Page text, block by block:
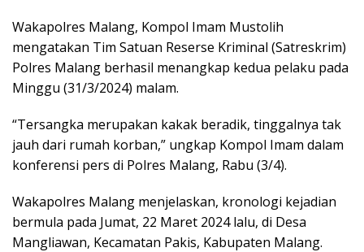
Wakapolres Malang, Kompol Imam Mustolih
mengatakan Tim Satuan Reserse Kriminal (Satreskrim)
Polres Malang berhasil menangkap kedua pelaku pada
Minggu (31/3/2024) malam.
“Tersangka merupakan kakak beradik, tinggalnya tak
jauh dari rumah korban,” ungkap Kompol Imam dalam
konferensi pers di Polres Malang, Rabu (3/4).
Wakapolres Malang menjelaskan, kronologi kejadian
bermula pada Jumat, 22 Maret 2024 lalu, di Desa
Mangliawan, Kecamatan Pakis, Kabupaten Malang.